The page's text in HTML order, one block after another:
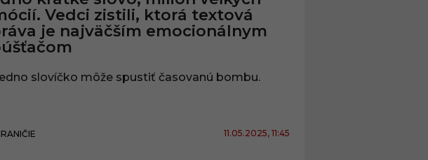
Vedci zistili, ktorá textová
je najväčším emocionálnym
slovíčko môže spustiť časovanú bombu.
11.05.2025, 11:45